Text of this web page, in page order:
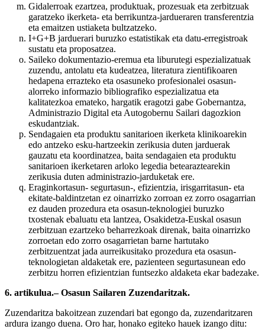
Gidalerroak ezartzea, produktuak, prozesuak eta zerbitzuak
garatzeko ikerketa- eta berrikuntza-jardueraren transferentzia
eta emaitzen ustiaketa bultzatzeko.
I+G+B jarduerari buruzko estatistikak eta datu-erregistroak
sustatu eta proposatzea.
Saileko dokumentazio-eremua eta liburutegi espezializatuak
zuzendu, antolatu eta kudeatzea, literatura zientifikoaren
hedapena errazteko eta osasuneko profesionalei osasun-
alorreko informazio bibliografiko espezializatua eta
kalitatezkoa emateko, hargatik eragotzi gabe Gobernantza,
Administrazio Digital eta Autogobernu Sailari dagozkion
eskudantziak.
Sendagaien eta produktu sanitarioen ikerketa klinikoarekin
edo antzeko esku-hartzeekin zerikusia duten jarduerak
gauzatu eta koordinatzea, baita sendagaien eta produktu
sanitarioen ikerketaren arloko legedia betearaztearekin
zerikusia duten administrazio-jarduketak ere.
Eraginkortasun- segurtasun-, efizientzia, irisgarritasun- eta
ekitate-baldintzetan ez oinarrizko zorroan ez zorro osagarrian
ez dauden prozedura eta osasun-teknologiei buruzko
txostenak ebaluatu eta lantzea, Osakidetza-Euskal osasun
zerbitzuan ezartzeko beharrezkoak direnak, baita oinarrizko
zorroetan edo zorro osagarrietan barne hartutako
zerbitzuentzat jada aurreikusitako prozedura eta osasun-
teknologietan aldaketak ere, pazienteen segurtasunean edo
zerbitzu horren efizientzian funtsezko aldaketa ekar badezake.
6. artikulua.– Osasun Sailaren Zuzendaritzak.
Zuzendaritza bakoitzean zuzendari bat egongo da, zuzendaritzaren
ardura izango duena. Oro har, honako egiteko hauek izango ditu: